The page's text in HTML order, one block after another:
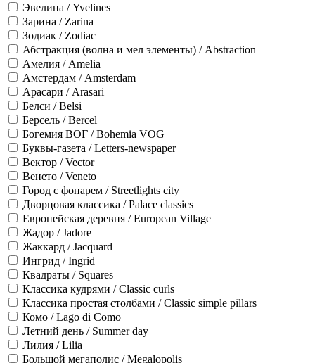
Эвелина / Yvelines
Зарина / Zarina
Зодиак / Zodiac
Абстракция (волна и мел элементы) / Abstraction
Амелия / Amelia
Амстердам / Amsterdam
Арасари / Arasari
Белси / Belsi
Берсель / Bercel
Богемия ВОГ / Bohemia VOG
Буквы-газета / Letters-newspaper
Вектор / Vector
Венето / Veneto
Город с фонарем / Streetlights city
Дворцовая классика / Palace classics
Европейская деревня / European Village
Жадор / Jadore
Жаккард / Jacquard
Ингрид / Ingrid
Квадраты / Squares
Классика кудрями / Classic curls
Классика простая столбами / Classic simple pillars
Комо / Lago di Como
Летний день / Summer day
Лилия / Lilia
Большой мегаполис / Megalopolis